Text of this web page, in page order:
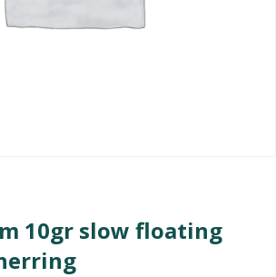
10gr slow floating